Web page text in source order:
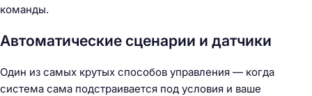
команды.
Автоматические сценарии и датчики
Один из самых крутых способов управления — когда
система сама подстраивается под условия и ваше